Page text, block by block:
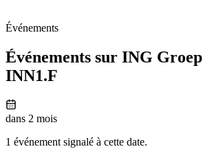
Événements
Événements sur ING
INN1.F
dans 2 mois
1 événement signalé à cette date.